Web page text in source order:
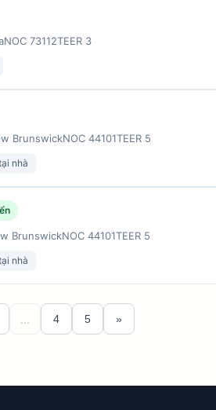
NOC 73112TEER 3
BrunswickNOC 44101TEER 5
nhà
BrunswickNOC 44101TEER 5
nhà
... 4 5 »